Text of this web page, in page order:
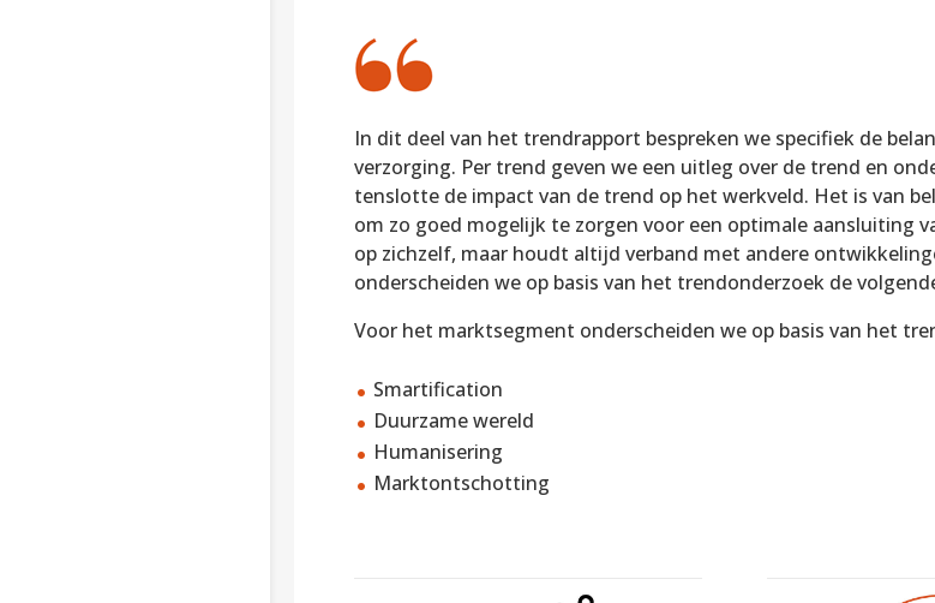
In dit deel van het trendrapport bespreken we specifiek de
verzorging. Per trend geven we een uitleg over de trend en
tenslotte de impact van de trend op het werkveld. Het is van
om zo goed mogelijk te zorgen voor een optimale aansluiting
op zichzelf, maar houdt altijd verband met andere
onderscheiden we op basis van het trendonderzoek de
Voor het marktsegment onderscheiden we op basis van het
Smartification
Duurzame wereld
Humanisering
Marktontschotting